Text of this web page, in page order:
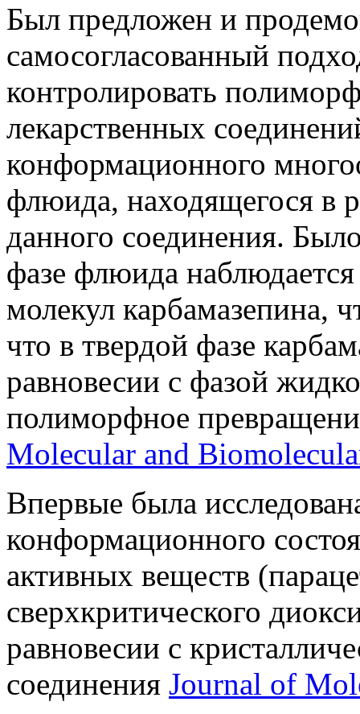
Был предложен и
самосогласованный
контролировать
лекарственных
конформационного
флюида, находящегося в
данного соединения.
фазе флюида
молекул карбамазепина,
что в твердой фазе
равновесии с фазой
полиморфное
Molecular and
Впервые была
конформационного
активных веществ
сверхкритического
равновесии с
соединения Journal of